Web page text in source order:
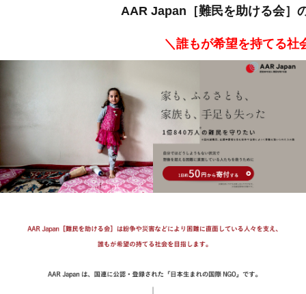
AAR Japan［難民を助ける会］
＼誰もが希望を持てる社